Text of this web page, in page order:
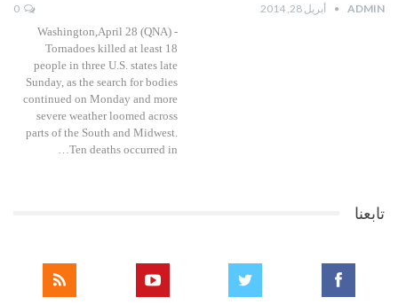
ADMIN أبريل 28, 2014
Washington,April 28 (QNA) -
Tornadoes killed at least 18
people in three U.S. states late
Sunday, as the search for bodies
continued on Monday and more
severe weather loomed across
parts of the South and Midwest.
Ten deaths occurred in…
تابعنا